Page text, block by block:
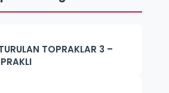
TOPRAKLAR 3 –